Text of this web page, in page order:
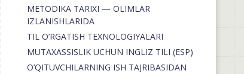
METODIKA TARIXI — OLIMLAR
IZLANISHLARIDA
TIL O’RGATISH TEXNOLOGIYALARI
MUTAXASSISLIK UCHUN INGLIZ TILI (ESP)
O’QITUVCHILARNING ISH TAJRIBASIDAN